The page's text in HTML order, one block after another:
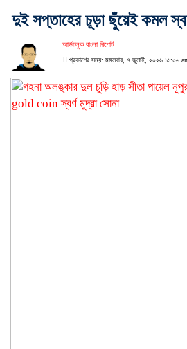
দুই সপ্তাহের চূড়া ছুঁয়েই কমল
আউটলুক বাংলা রিপোর্ট
প্রকাশের সময়: মঙ্গলবার, ৭ জুলাই, ২০২৬ ১১:০৬